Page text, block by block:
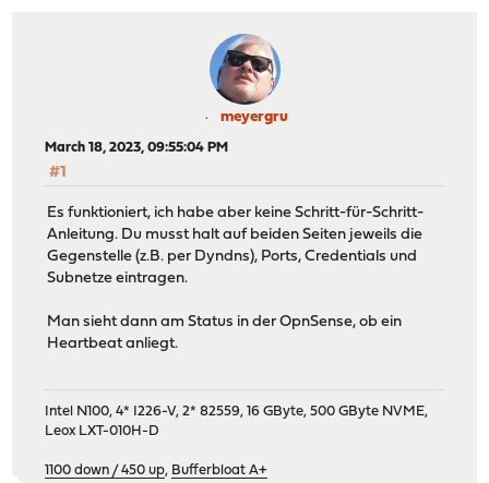
meyergru
March 18, 2023, 09:55:04 PM
#1
Es funktioniert, ich habe aber keine Schritt-für-Schritt-
Anleitung. Du musst halt auf beiden Seiten jeweils die
Gegenstelle (z.B. per Dyndns), Ports, Credentials und
Subnetze eintragen.
Man sieht dann am Status in der OpnSense, ob ein
Heartbeat anliegt.
Intel N100, 4* I226-V, 2* 82559, 16 GByte, 500 GByte NVME,
Leox LXT-010H-D
1100 down / 450 up, Bufferbloat A+